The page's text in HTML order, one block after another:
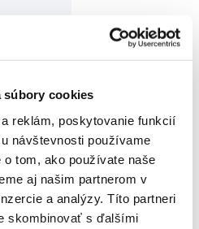
súbory cookies
reklám, poskytovanie funkcií
návštevnosti používame
tom, ako používate naše
aj našim partnerom v
a analýzy. Títo partneri
skombinovať s ďalšími
0,06